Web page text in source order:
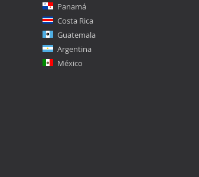
Panamá
Costa Rica
Guatemala
Argentina
México